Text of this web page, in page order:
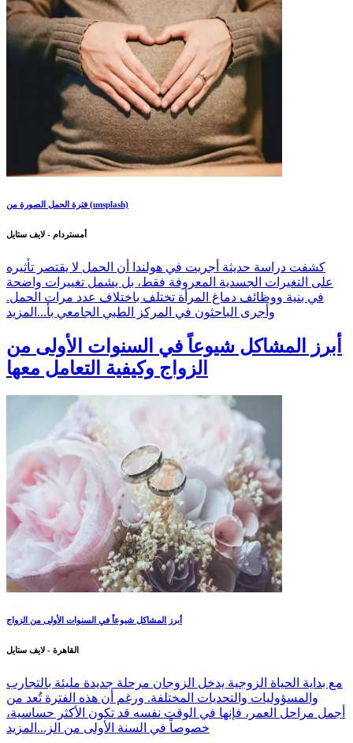
فترة الحمل الصورة من (unsplash)
أمستردام - لايف ستايل
كشفت دراسة حديثة أجريت في هولندا أن الحمل لا يقتصر تأثيره
على التغيرات الجسدية المعروفة فقط، بل يشمل تغييرات واضحة
في بنية ووظائف دماغ المرأة تختلف باختلاف عدد مرات الحمل.
وأجرى الباحثون في المركز الطبي الجامعي بأ... المزيد
أبرز المشاكل شيوعاً في السنوات الأولى من
الزواج وكيفية التعامل معها
أبرز المشاكل شيوعاً في السنوات الأولى من الزواج
القاهرة - لايف ستايل
مع بداية الحياة الزوجية يدخل الزوجان مرحلة جديدة مليئة بالتجارب
والمسؤوليات والتحديات المختلفة. ورغم أن هذه الفترة تُعد من
أجمل مراحل العمر، فإنها في الوقت نفسه قد تكون الأكثر حساسية،
خصوصاً في السنة الأولى من الز... المزيد